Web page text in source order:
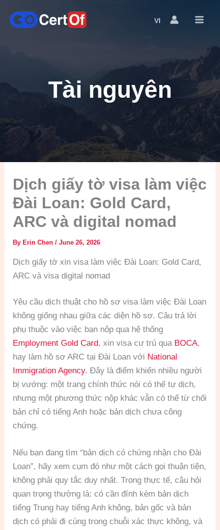
VILanguage
Tài nguyên
Dịch giấy tờ visa làm việc
Đài Loan: Gold Card,
ARC và digital nomad
ByErin Chen/June 26, 2026
Dịch giấy tờ xin visa làm việc Đài Loan: Gold Card,
ARC và visa digital nomad
Yêu cầu dịch thuật cho hồ sơ visa làm việc Đài Loan
không giống nhau giữa các diện hồ sơ. Câu trả lời
phụ thuộc vào việc bạn nộp qua hệ thống
Employment Gold Card, xin visa cư trú qua BOCA,
hay làm hồ sơ ARC tại Đài Loan với National
Immigration Agency. Đây là điểm khiến nhiều người
bị vướng: một trang chính thức nói có thể tự dịch,
nhưng một phương thức nộp khác vẫn có thể từ chối
bản chỉ có tiếng Anh hoặc bản dịch chưa công
chứng.
Nếu bạn đang tìm “bản dịch có chứng nhận cho Đài
Loan”, hãy xem cụm đó như một cách gọi thuận tiện,
không phải quy tắc duy nhất. Trong thực tế, câu hỏi
quan trọng thường là: có cần đính kèm bản dịch
tiếng Trung hay tiếng Anh không, bản gốc và bản
dịch có phải đi cùng trong chuỗi xác thực không, và